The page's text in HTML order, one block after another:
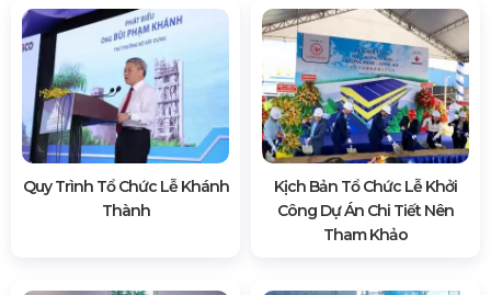
Quy Trình Tổ Chức Lễ Khánh
Thành
Kịch Bản Tổ Chức Lễ Khởi
Công Dự Án Chi Tiết Nên
Tham Khảo